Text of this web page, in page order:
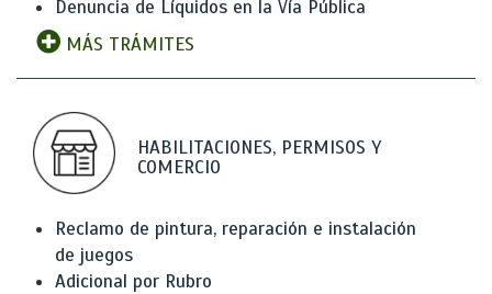
Denuncia de Líquidos en la Vía Pública
MÁS TRÁMITES
HABILITACIONES, PERMISOS Y
COMERCIO
Reclamo de pintura, reparación e instalación
de juegos
Adicional por Rubro